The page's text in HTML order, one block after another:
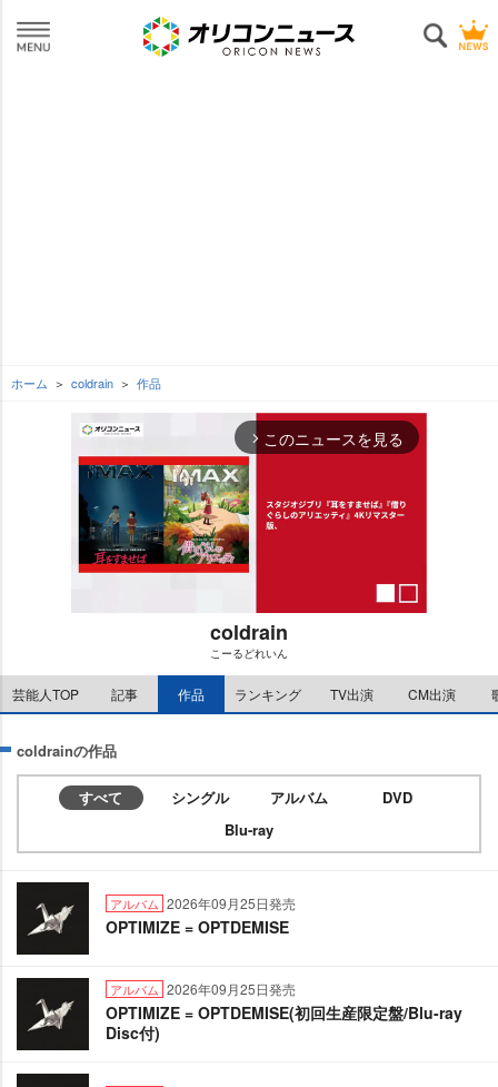
ホーム coldrain 作品
arrow_forward_ios このニュースを見る
M
u
t
coldrain
こーるどれいん
芸能人TOP 記事 作品 ランキング TV出演 CM出演
coldrainの作品
すべて シングル アルバム
DVD
Blu-ray
アルバム 2026年09月25日発売
OPTIMIZE = OPTDEMISE
アルバム 2026年09月25日発売
OPTIMIZE = OPTDEMISE(初回生産限定盤/Blu-ray
Disc付)